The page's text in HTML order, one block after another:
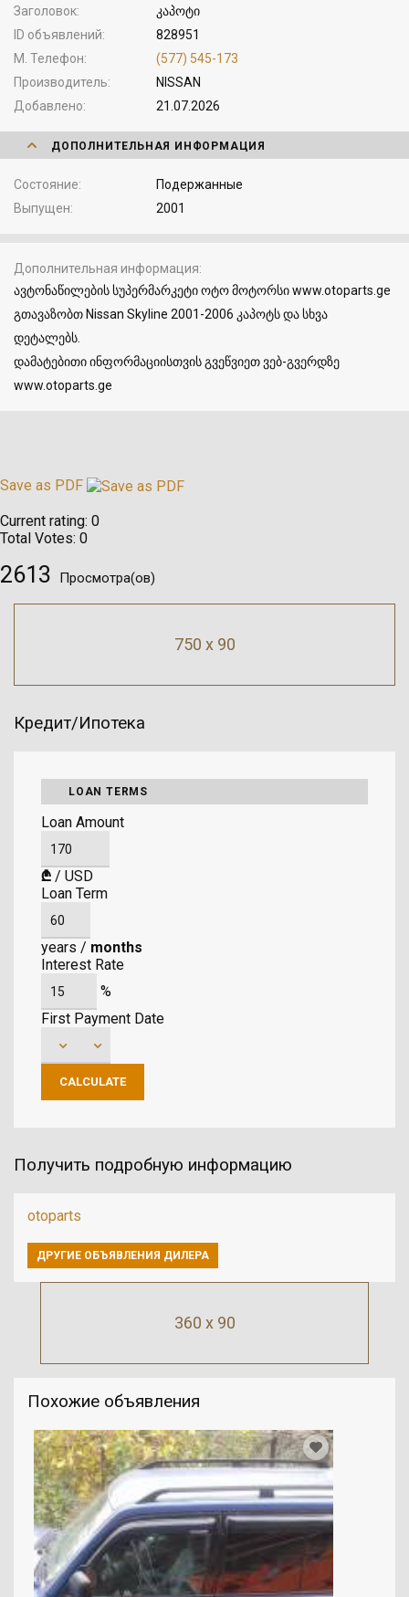
360 x 90
Похожие объявления
Заголовок
კაპოტი
ID объявлений
828951
М. Телефон
(577) 545-173
Производитель
NISSAN
Добавлено
21.07.2026
ДОПОЛНИТЕЛЬНАЯ ИНФОРМАЦИЯ
Состояние
Подержанные
Выпущен
2001
Дополнительная информация
ავტონაწილების სუპერმარკეტი ოტო მოტორსი www.otoparts.ge
გთავაზობთ Nissan Skyline 2001-2006 კაპოტს და სხვა
დეტალებს.
დამატებითი ინფორმაციისთვის გვეწვიეთ ვებ-გვერდზე
www.otoparts.ge
Save as PDF
Current rating: 0
Total Votes: 0
2613 Просмотра(ов)
750 x 90
Кредит/Ипотека
LOAN TERMS
Loan Amount
₾ / USD
Loan Term
years / months
Interest Rate
%
First Payment Date
Получить подробную информацию
otoparts
ДРУГИЕ ОБЪЯВЛЕНИЯ ДИЛЕРА